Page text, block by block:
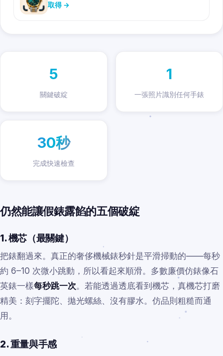
取得→
5
關鍵破綻
1
一張照片識別任何手錶
30秒
完成快速檢查
仍然能讓假錶露餡的五個破綻
1. 機芯（最關鍵）
把錶翻過來。真正的奢侈機械錶秒針是平滑掃動的——每秒
約 6–10 次微小跳動，所以看起來順滑。多數廉價仿錶像石
英錶一樣每秒跳一次。若能透過透底看到機芯，真機芯打磨
精美：刻字擺陀、拋光螺絲、沒有膠水。仿品則粗糙而通
用。
2. 重量與手感